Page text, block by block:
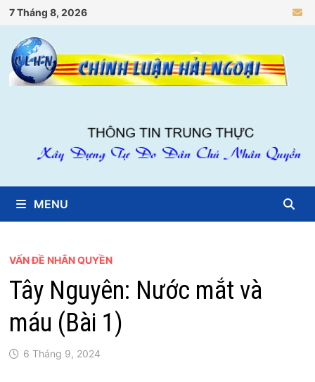
Skip
to
content
7 Tháng 8, 2026
MENU
VẤN ĐỀ NHÂN QUYỀN
Tây Nguyên: Nước mắt và
máu (Bài 1)
6 Tháng 9, 2024